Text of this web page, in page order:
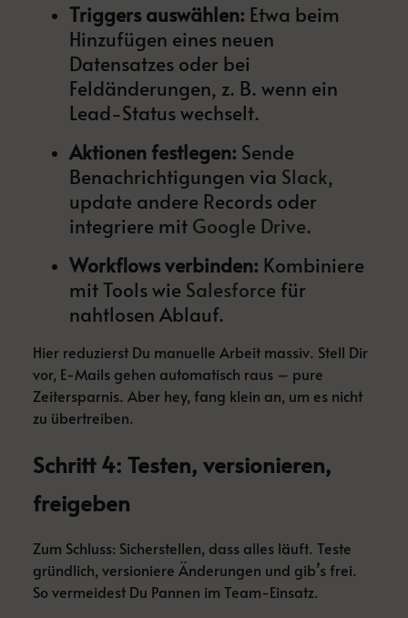
Triggers auswählen: Etwa beim
Hinzufügen eines neuen
Datensatzes oder bei
Feldänderungen, z. B. wenn ein
Lead-Status wechselt.
Aktionen festlegen: Sende
Benachrichtigungen via Slack,
update andere Records oder
integriere mit Google Drive.
Workflows verbinden: Kombiniere
mit Tools wie Salesforce für
nahtlosen Ablauf.
Hier reduzierst Du manuelle Arbeit massiv. Stell Dir
vor, E-Mails gehen automatisch raus – pure
Zeitersparnis. Aber hey, fang klein an, um es nicht
zu übertreiben.
Schritt 4: Testen, versionieren,
freigeben
Zum Schluss: Sicherstellen, dass alles läuft. Teste
gründlich, versioniere Änderungen und gib’s frei.
So vermeidest Du Pannen im Team-Einsatz.